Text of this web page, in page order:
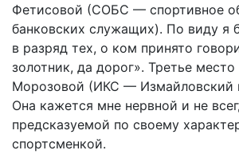
Фетисовой (СОБС — спортивное
банковских служащих). По виду я
в разряд тех, о ком принято
золотник, да дорог». Третье
Морозовой (ИКС — Измайловский
Она кажется мне нервной и не
предсказуемой по своему
спортсменкой.